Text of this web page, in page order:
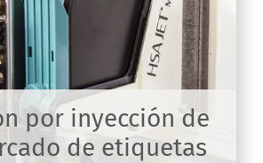
por inyección de
de etiquetas